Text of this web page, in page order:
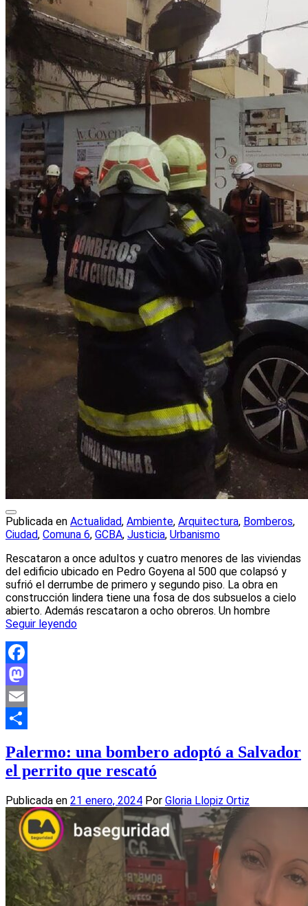
Publicada en Actualidad, Ambiente, Arquitectura, Bomberos,
Ciudad, Comuna 6, GCBA, Justicia, Urbanismo
Rescataron a once adultos y cuatro menores de las viviendas
del edificio ubicado en Pedro Goyena al 500 que colapsó y
sufrió el derrumbe de primero y segundo piso. La obra en
construcción lindera tiene una fosa de dos subsuelos a cielo
abierto. Además rescataron a ocho obreros. Un hombre
Seguir leyendo
Facebook
Mastodon
Email
Palermo: una bombero adoptó a Salvador
el perrito que rescató
Publicada en 21 enero, 2024 Por Gloria Llopiz Ortiz